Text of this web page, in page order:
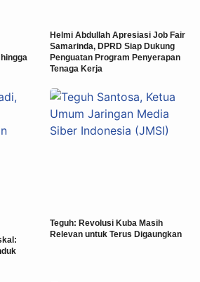
Helmi Abdullah Apresiasi Job Fair
Samarinda, DPRD Siap Dukung
Penguatan Program Penyerapan
Tenaga Kerja
Teguh: Revolusi Kuba Masih
Relevan untuk Terus Digaungkan